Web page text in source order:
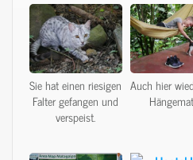
Sie hat einen riesigen
Falter gefangen und
verspeist.
Auch hier